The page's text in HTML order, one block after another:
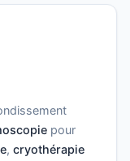
pour
, cryothérapie